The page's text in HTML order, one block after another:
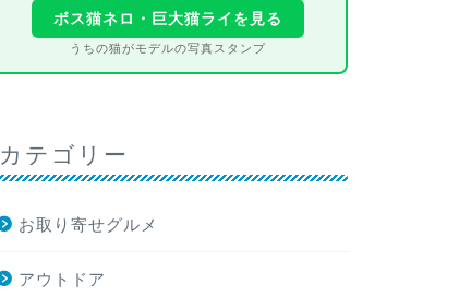
ボス猫ネロ・巨大猫ライを見る
うちの猫がモデルの写真スタンプ
カテゴリー
お取り寄せグルメ
アウトドア